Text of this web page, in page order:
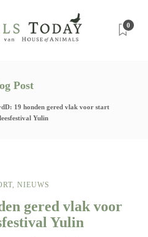
0
Post
19 honden gered vlak voor start
Yulin
, NIEUWS
gered vlak voor
Yulin